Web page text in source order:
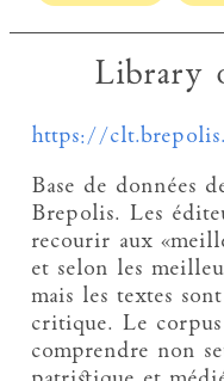
Library
https://
Base de données
Brepolis. Les
recourir aux
et selon les
mais les textes
critique. Le
comprendre non